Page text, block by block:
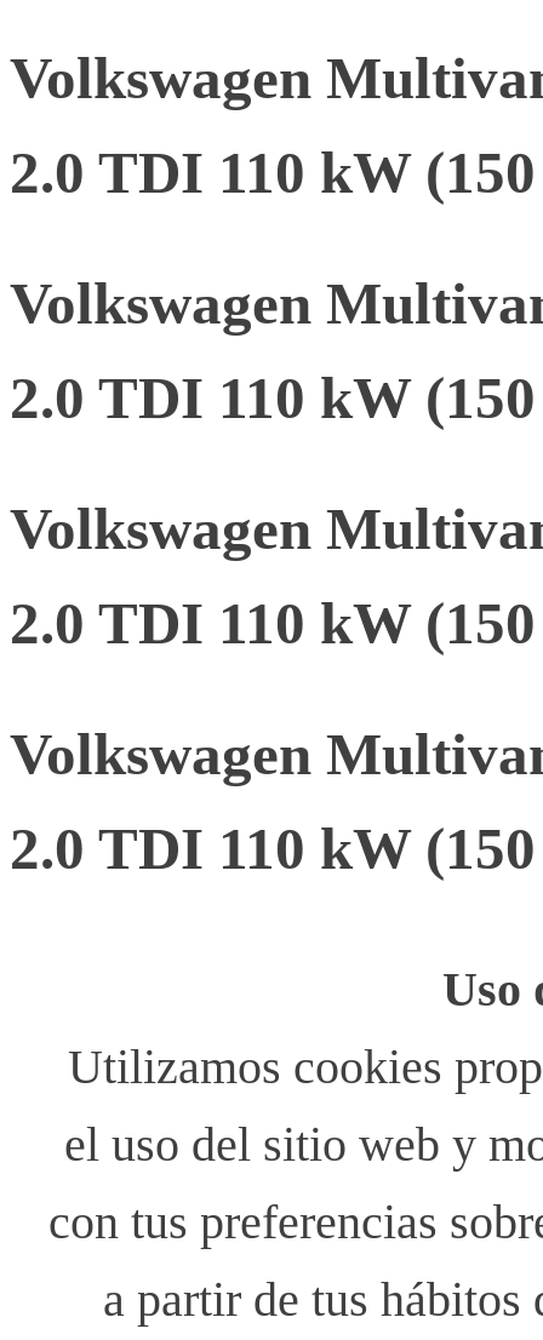
Volkswagen
2.0 TDI 110 kW
Volkswagen
2.0 TDI 110 kW
Volkswagen
2.0 TDI 110 kW
Volkswagen
2.0 TDI 110 kW
Uso
Utilizamos cookies
el uso del sitio web y
con tus preferencias
a partir de tus